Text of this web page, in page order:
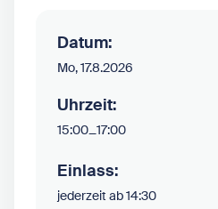
Datum:
Mo, 17.8.2026
Uhrzeit:
15:00–17:00
Einlass:
jederzeit ab 14:30